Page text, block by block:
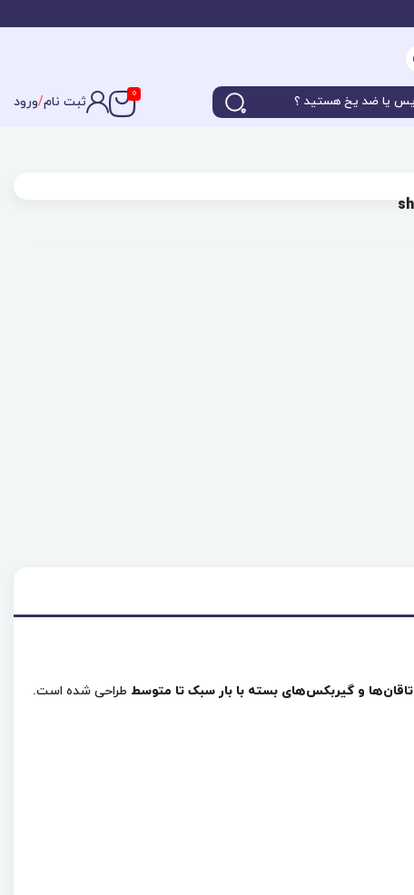
0 ثبت نام/ورود
و گیربکس‌های بسته با بار سبک تا متوسط طراحی شده است.